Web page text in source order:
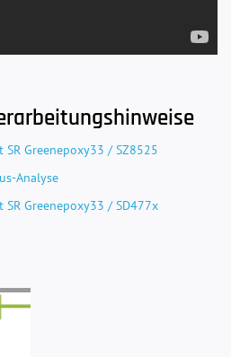
Greenepoxy33 / SZ8525
Analyse
Greenepoxy33 / SD477x